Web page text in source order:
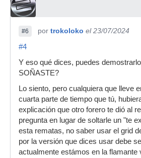
#6 por trokoloko el 23/07/2024
#4
Y eso qué dices, puedes
SOÑASTE?
Lo siento, pero cualquiera que lleve
cuarta parte de tiempo que tú,
explicación que otro forero te dió al
pregunta en lugar de soltarle un "te
esta rematas, no saber usar el grid
por la versión que dices usar debe
actualmente estámos en la flamante